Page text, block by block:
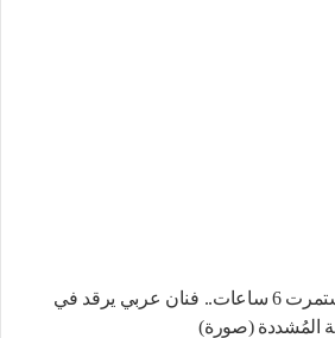
خضع لجراحة دقيقة استمرت 6 ساعات.. فنان عربي يرقد في
المُشددة (صورة)